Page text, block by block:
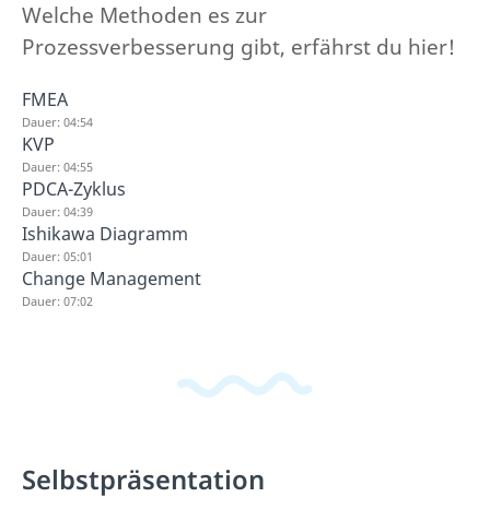
Welche Methoden es zur
Prozessverbesserung gibt, erfährst du hier!
FMEA
Dauer: 04:54
KVP
Dauer: 04:55
PDCA-Zyklus
Dauer: 04:39
Ishikawa Diagramm
Dauer: 05:01
Change Management
Dauer: 07:02
Selbstpräsentation